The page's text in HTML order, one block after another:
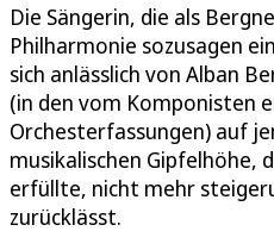
Die Sängerin, die als
Philharmonie sozusagen
sich anlässlich von Alban
(in den vom Komponisten
Orchesterfassungen) auf
musikalischen Gipfelhöhe,
erfüllte, nicht mehr
zurücklässt.